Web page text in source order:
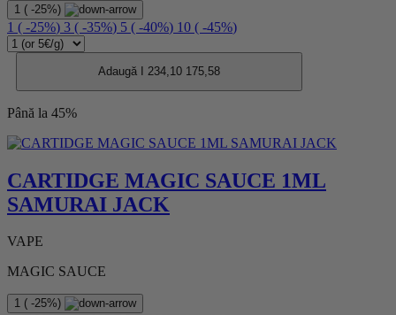
1 ( -25%)
1 ( -25%) 3 ( -35%) 5 ( -40%) 10 ( -45%)
Adaugă I 234,10 175,58
Până la 45%
CARTIDGE MAGIC SAUCE 1ML
SAMURAI JACK
VAPE
MAGIC SAUCE
1 ( -25%)